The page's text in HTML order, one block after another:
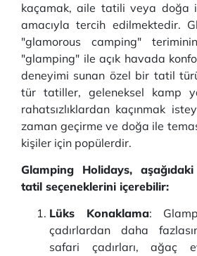
kaçamak, aile tatili veya doğa
amacıyla tercih edilmektedir.
"glamorous camping"
"glamping" ile açık havada
deneyimi sunan özel bir tatil
tür tatiller, geleneksel kamp
rahatsızlıklardan kaçınmak
zaman geçirme ve doğa ile
kişiler için popülerdir.
Glamping Holidays,
tatil seçeneklerini içerebilir:
Lüks Konaklama:
çadırlardan daha
safari çadırları, ağaç